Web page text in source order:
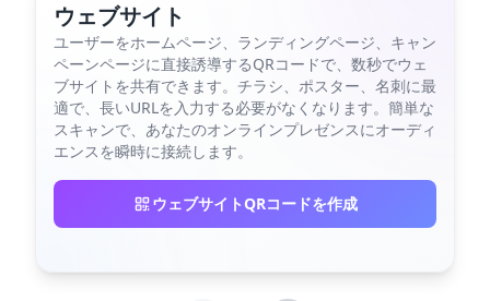
ウェブサイト
ユーザーをホームページ、ランディングページ、キャン
ペーンページに直接誘導するQRコードで、数秒でウェ
ブサイトを共有できます。チラシ、ポスター、名刺に最
適で、長いURLを入力する必要がなくなります。簡単な
スキャンで、あなたのオンラインプレゼンスにオーディ
エンスを瞬時に接続します。
ウェブサイトQRコードを作成